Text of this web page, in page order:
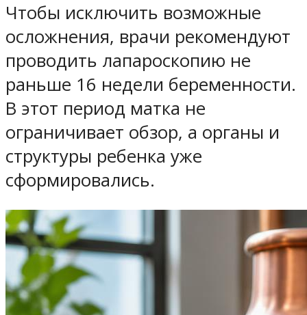
Чтобы исключить возможные
осложнения, врачи рекомендуют
проводить лапароскопию не
раньше 16 недели беременности.
В этот период матка не
ограничивает обзор, а органы и
структуры ребенка уже
сформировались.